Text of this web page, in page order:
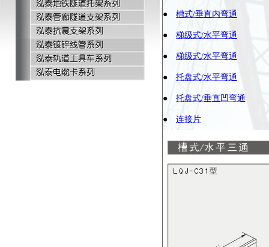
● 槽式/垂直内弯通
● 梯级式/水平弯通
● 梯级式/水平弯通
● 托盘式/水平弯通
● 托盘式/垂直凹弯通
● 连接片